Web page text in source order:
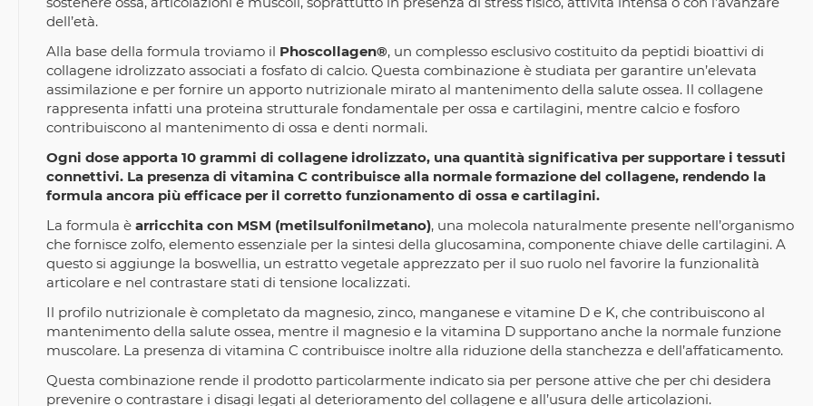
dell’età.
Alla base della formula troviamo il Phoscollagen®, un complesso esclusivo costituito da peptidi bioattivi di
collagene idrolizzato associati a fosfato di calcio. Questa combinazione è studiata per garantire un’elevata
assimilazione e per fornire un apporto nutrizionale mirato al mantenimento della salute ossea. Il collagene
rappresenta infatti una proteina strutturale fondamentale per ossa e cartilagini, mentre calcio e fosforo
contribuiscono al mantenimento di ossa e denti normali.
Ogni dose apporta 10 grammi di collagene idrolizzato, una quantità significativa per supportare i tessuti
connettivi. La presenza di vitamina C contribuisce alla normale formazione del collagene, rendendo la
formula ancora più efficace per il corretto funzionamento di ossa e cartilagini.
La formula è arricchita con MSM (metilsulfonilmetano), una molecola naturalmente presente nell’organismo
che fornisce zolfo, elemento essenziale per la sintesi della glucosamina, componente chiave delle cartilagini. A
questo si aggiunge la boswellia, un estratto vegetale apprezzato per il suo ruolo nel favorire la funzionalità
articolare e nel contrastare stati di tensione localizzati.
Il profilo nutrizionale è completato da magnesio, zinco, manganese e vitamine D e K, che contribuiscono al
mantenimento della salute ossea, mentre il magnesio e la vitamina D supportano anche la normale funzione
muscolare. La presenza di vitamina C contribuisce inoltre alla riduzione della stanchezza e dell’affaticamento.
Questa combinazione rende il prodotto particolarmente indicato sia per persone attive che per chi desidera
prevenire o contrastare i disagi legati al deterioramento del collagene e all’usura delle articolazioni.